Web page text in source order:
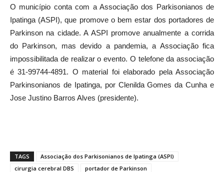
Ipatinga (ASPI), que promove o bem estar dos portadores de
Parkinson na cidade. A ASPI promove anualmente a corrida
do Parkinson, mas devido a pandemia, a Associação fica
impossibilitada de realizar o evento. O telefone da associação
é 31-99744-4891. O material foi elaborado pela Associação
Parkinsonianos de Ipatinga, por Clenilda Gomes da Cunha e
Jose Justino Barros Alves (presidente).
cirurgia cerebral DBS
portador de Parkinson